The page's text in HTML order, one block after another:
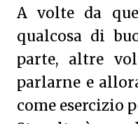
A volte da
qualcosa di
parte, altre
parlarne e
come esercizio